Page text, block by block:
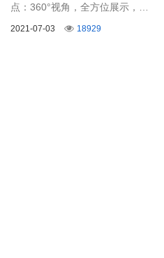
点：360°视角，全方位展示，时
让您的广告更吸引人。
2021-07-03 18929